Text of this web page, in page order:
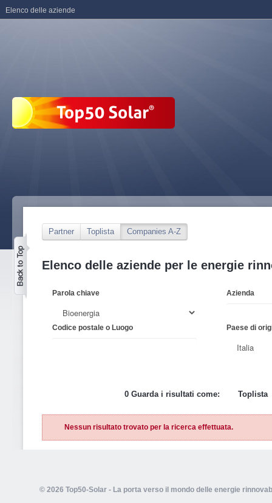
Partner Toplista Companies A-Z
Elenco delle aziende per le energie
Parola chiave Azienda
Codice postale o Luogo Paese di
0 Guarda i risultati come: Toplista
Nessun risultato trovato per la ricerca effettuata.
© 2026 Top50-Solar - La porta verso il mondo delle energie
Elenco delle aziende